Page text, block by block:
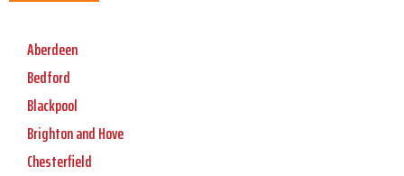
Aberdeen
Bedford
Blackpool
Brighton and Hove
Chesterfield